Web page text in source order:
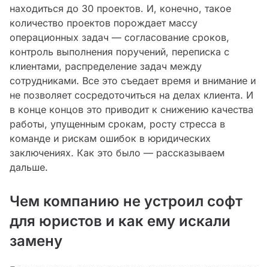
находиться до 30 проектов. И, конечно, такое
количество проектов порождает массу
операционных задач — согласование сроков,
контроль выполнения поручений, переписка с
клиентами, распределение задач между
сотрудниками. Все это съедает время и внимание и
не позволяет сосредоточиться на делах клиента. И
в конце концов это приводит к снижению качества
работы, упущенным срокам, росту стресса в
команде и рискам ошибок в юридических
заключениях. Как это было — рассказываем
дальше.
Чем компанию не устроил софт
для юристов и как ему искали
замену